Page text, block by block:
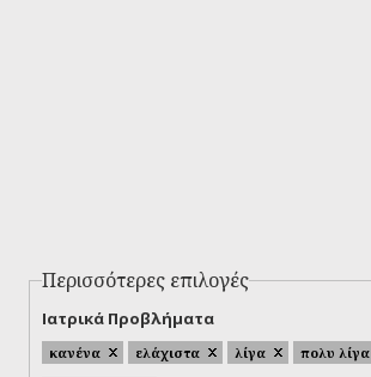
Περισσότερες επιλογές
Ιατρικά Προβλήματα
κανένα ελάχιστα λίγα πολυ λίγα